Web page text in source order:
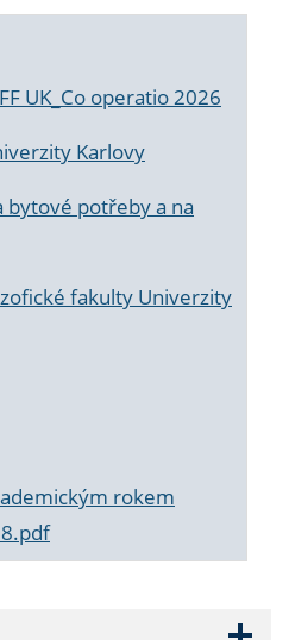
UK_Co operatio 2026
Karlovy
bytové potřeby a na
fakulty Univerzity
rokem